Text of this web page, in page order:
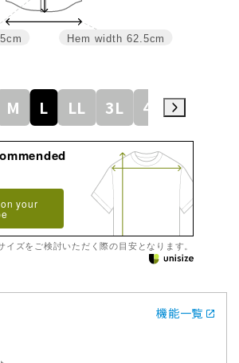
Hem width 62.5cm
M L LL 3L 4L
your
イズをご検討いただく際の目安となります。
機能一覧